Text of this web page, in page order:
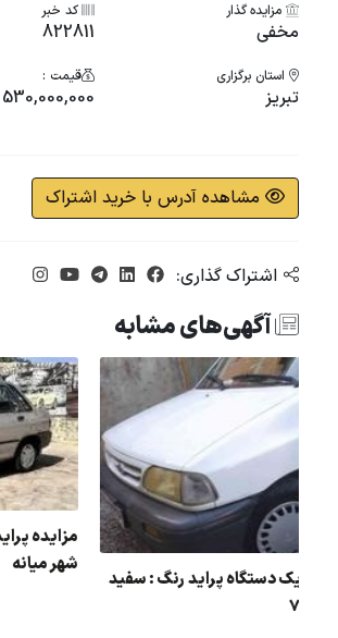
مزایده گذار
مخفی
کد خبر
822811
استان برگزاری
تبریز
قیمت :
530,000,000 تومان
مشاهده آدرس با خرید اشتراک
اشتراک گذاری:
آگهی‌های مشابه
مزایده یک دستگاه پراید رنگ : سفید
مدل : 79